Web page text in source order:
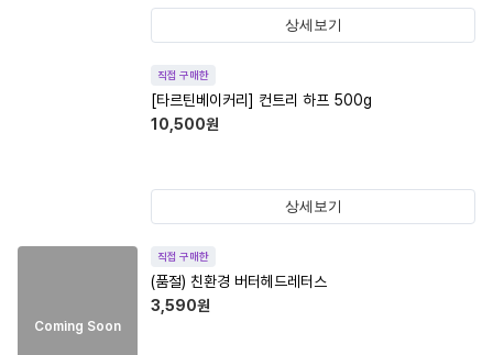
상세보기
직접 구매한
[타르틴베이커리] 컨트리 하프 500g
10,500원
상세보기
Coming Soon
직접 구매한
(품절) 친환경 버터헤드레터스
3,590원